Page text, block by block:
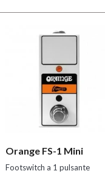
Orange FS-1 Mini
Footswitch a 1 pulsante